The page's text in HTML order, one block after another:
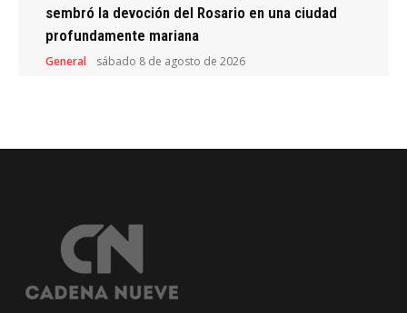
sembró la devoción del Rosario en una ciudad
profundamente mariana
General sábado 8 de agosto de 2026